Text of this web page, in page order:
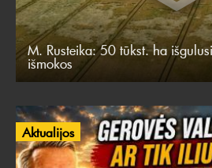
M. Rusteika: 50 tūkst. ha
išmokos
Aktualijos